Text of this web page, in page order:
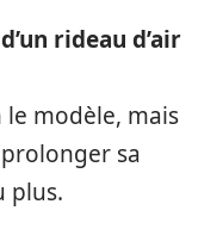
rideau d’air
le modèle, mais
sa
plus.